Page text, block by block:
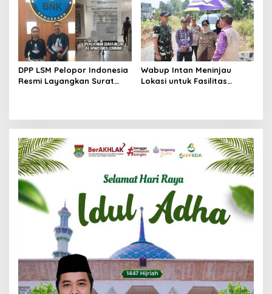
DPP LSM Pelopor Indonesia
Resmi Layangkan Surat
Wabup Intan Meninjau
Lokasi untuk Fasilitas